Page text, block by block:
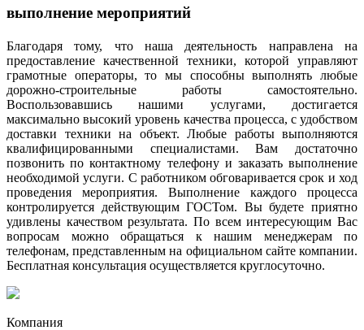
выполнение мероприятий
Благодаря тому, что наша деятельность направлена на
предоставление качественной техники, которой управляют
грамотные операторы, то мы способны выполнять любые
дорожно-строительные работы самостоятельно.
Воспользовавшись нашими услугами, достигается
максимально высокий уровень качества процесса, с удобством
доставки техники на объект. Любые работы выполняются
квалифицированными специалистами. Вам достаточно
позвонить по контактному телефону и заказать выполнение
необходимой услуги. С работником обговаривается срок и ход
проведения мероприятия. Выполнение каждого процесса
контролируется действующим ГОСТом. Вы будете приятно
удивлены качеством результата. По всем интересующим Вас
вопросам можно обращаться к нашим менеджерам по
телефонам, представленным на официальном сайте компании.
Бесплатная консультация осуществляется круглосуточно.
Компания